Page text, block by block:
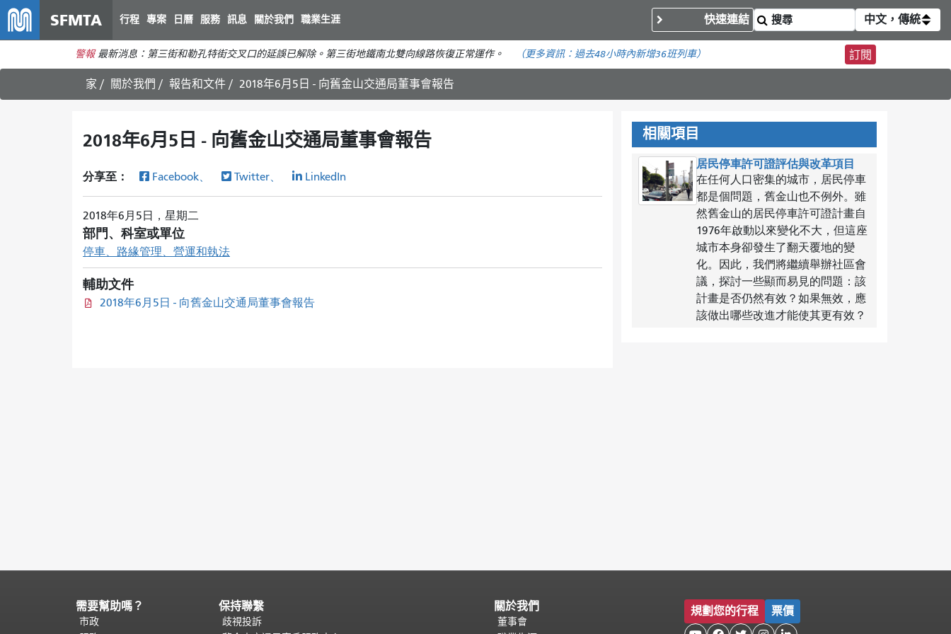
主
要
SFMTA 行程 專案 日曆 服務 訊息 關於我們 職業生涯 快速連結 中文，傳統
警報 最新消息：第三街和勒孔特街交叉口的延誤已解除。第三街地鐵南北雙向線路恢復正常運作。 （更多資訊： 過去48小時內新增36班列車） 訂閱
家 關於我們 報告和文件 2018年6月5日 - 向舊金山交通局董事會報告
2018年6月5日 - 向舊金山交通局董事會報告
分享至： Facebook、 Twitter、 LinkedIn
2018年6月5日，星期二
部門、科室或單位
停車、路緣管理、營運和執法
輔助文件
2018年6月5日 - 向舊金山交通局董事會報告
相關項目
居民停車許可證評估與改革項目
在任何人口密集的城市，居民停車
都是個問題，舊金山也不例外。雖
然舊金山的居民停車許可證計畫自
1976年啟動以來變化不大，但這座
城市本身卻發生了翻天覆地的變
化。因此，我們將繼續舉辦社區會
議，探討一些顯而易見的問題：該
計畫是否仍然有效？如果無效，應
該做出哪些改進才能使其更有效？
頁
面
需要幫助嗎？
市政
保持聯繫
歧視投訴
關於我們
董事會
規劃您的行程 票價